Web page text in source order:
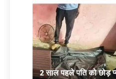
2 साल पहले पति को छोड़